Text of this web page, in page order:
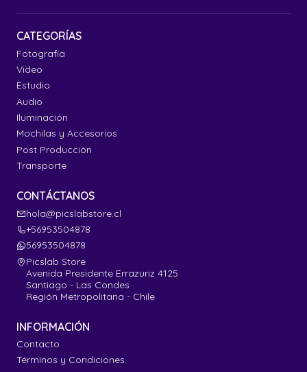
CATEGORÍAS
Fotografía
Video
Estudio
Audio
Iluminación
Mochilas y Accesorios
Post Producción
Transporte
CONTÁCTANOS
hola@picslabstore.cl
+56953504878
56953504878
Picslab Store
Avenida Presidente Errazuriz 4125
Santiago - Las Condes
Región Metropolitana - Chile
INFORMACIÓN
Contacto
Términos y Condiciones